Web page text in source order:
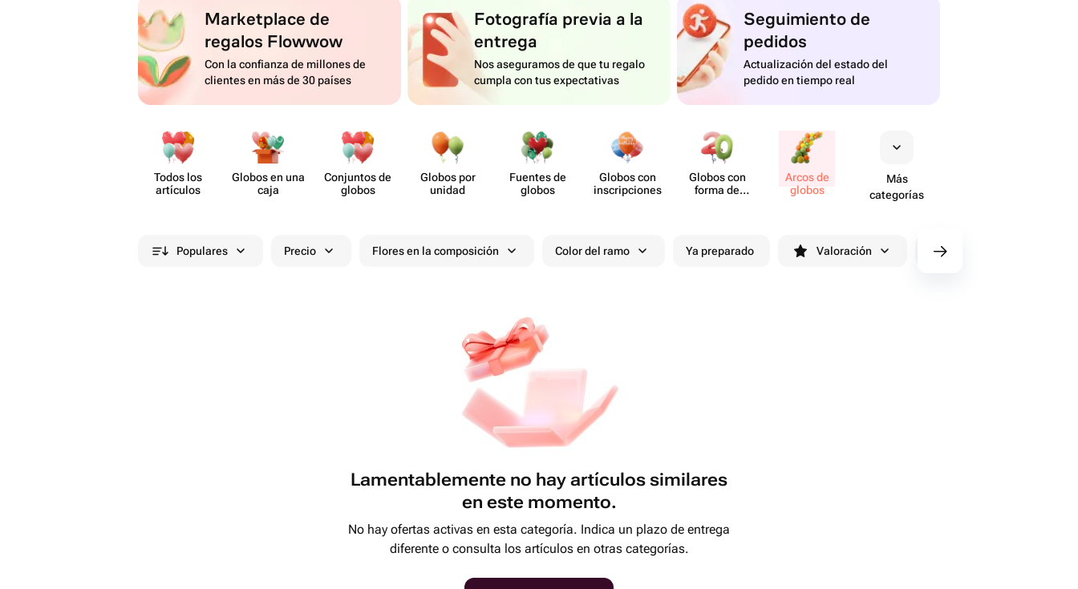
Marketplace de
regalos Flowwow
Con la confianza de millones de
clientes en más de 30 países
Fotografía previa a la
entrega
Nos aseguramos de que tu regalo
cumpla con tus expectativas
Seguimiento de
pedidos
Actualización del estado del
pedido en tiempo real
Todos los
artículos
Globos en una
caja
Conjuntos de
globos
Globos por
unidad
Fuentes de
globos
Globos con
inscrip​ciones
Globos con
forma de
Arcos de
globos
Más
categorías
Populares Precio Flores en la composición Color del ramo Ya preparado Valoración cv/filters/name_fast_delivery
Lamentablemente no hay artículos similares
en este momento.
No hay ofertas activas en esta categoría. Indica un plazo de entrega
diferente o consulta los artículos en otras categorías.